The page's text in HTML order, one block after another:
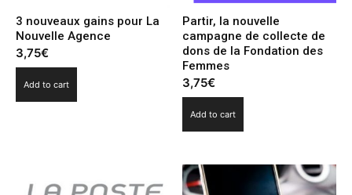
3 nouveaux gains pour La
Nouvelle Agence
3,75€
Add to cart
Partir, la nouvelle
campagne de collecte de
dons de la Fondation des
Femmes
3,75€
Add to cart